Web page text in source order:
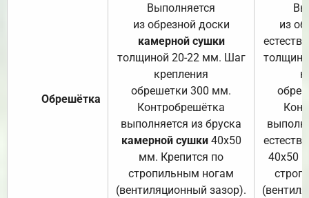
Обрешётка
Выполняется
из обрезной доски
камерной сушки
толщиной 20-22 мм. Шаг
крепления
обрешетки 300 мм.
Контробрешётка
выполняется из бруска
камерной сушки40х50
мм. Крепится по
стропильным ногам
(вентиляционный зазор).
из
40х50